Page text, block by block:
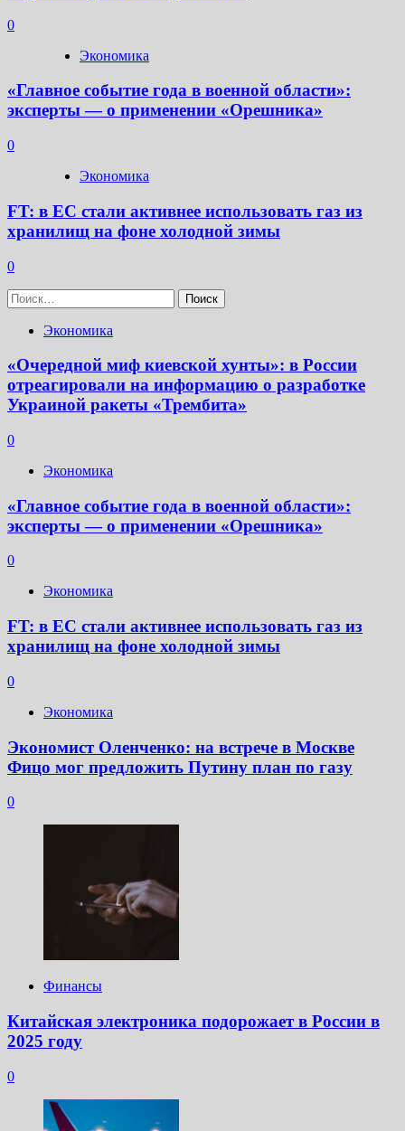
0
Экономика
«Главное событие года в военной области»:
эксперты — о применении «Орешника»
0
Экономика
FT: в ЕС стали активнее использовать газ из
хранилищ на фоне холодной зимы
0
Найти:
Экономика
«Очередной миф киевской хунты»: в России
отреагировали на информацию о разработке
Украиной ракеты «Трембита»
0
Экономика
«Главное событие года в военной области»:
эксперты — о применении «Орешника»
0
Экономика
FT: в ЕС стали активнее использовать газ из
хранилищ на фоне холодной зимы
0
Экономика
Экономист Оленченко: на встрече в Москве
Фицо мог предложить Путину план по газу
0
Финансы
Китайская электроника подорожает в России в
2025 году
0